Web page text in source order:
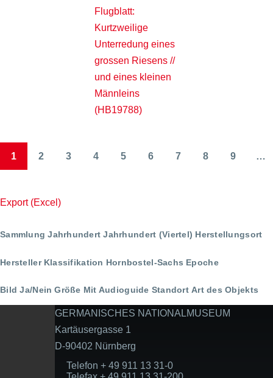
Flugblatt:
Kurtzweilige
Unterredung eines
grossen Riesens //
und eines kleinen
Männleins
(HB19788)
Seitennummerierung
1 2 3 4 5 6 7 8 9 …
Export (Excel)
Sammlung Jahrhundert Jahrhundert (Viertel) Herstellungsort
Hersteller Klassifikation Hornbostel-Sachs Epoche
Bild Ja/Nein Größe Mit Audioguide Standort Art des Objekts
GERMANISCHES NATIONALMUSEUM
Kartäusergasse 1
D-90402 Nürnberg
Telefon + 49 911 13 31-0